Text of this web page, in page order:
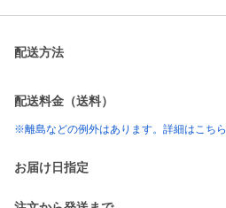
配送方法
配送料金（送料）
※離島などの例外はあります。詳細はこちら
お届け日指定